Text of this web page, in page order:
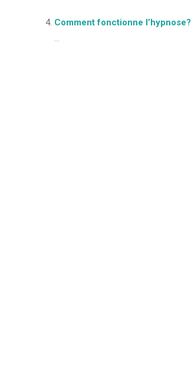
Comment fonctionne l’hypnose?
...